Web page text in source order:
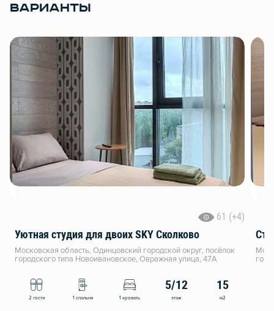
ВАРИАНТЫ
61 (+4)
Уютная студия для двоих SKY Сколково
Московская область, Одинцовский городской округ, посёлок
городского типа Новоивановское, Овражная улица, 47А
2 гостя 1 спальня 1 кровать
5/12
этаж
15
м2